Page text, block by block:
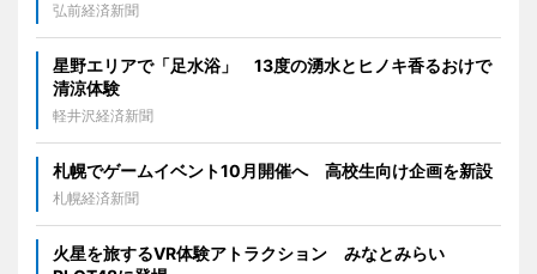
弘前経済新聞
星野エリアで「足水浴」 13度の湧水とヒノキ香るおけで
清涼体験
軽井沢経済新聞
札幌でゲームイベント10月開催へ 高校生向け企画を新設
札幌経済新聞
火星を旅するVR体験アトラクション みなとみらい